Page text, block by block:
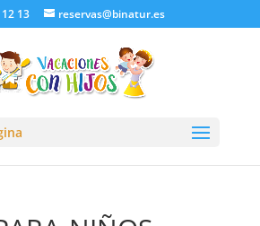
13 reservas@binatur.es